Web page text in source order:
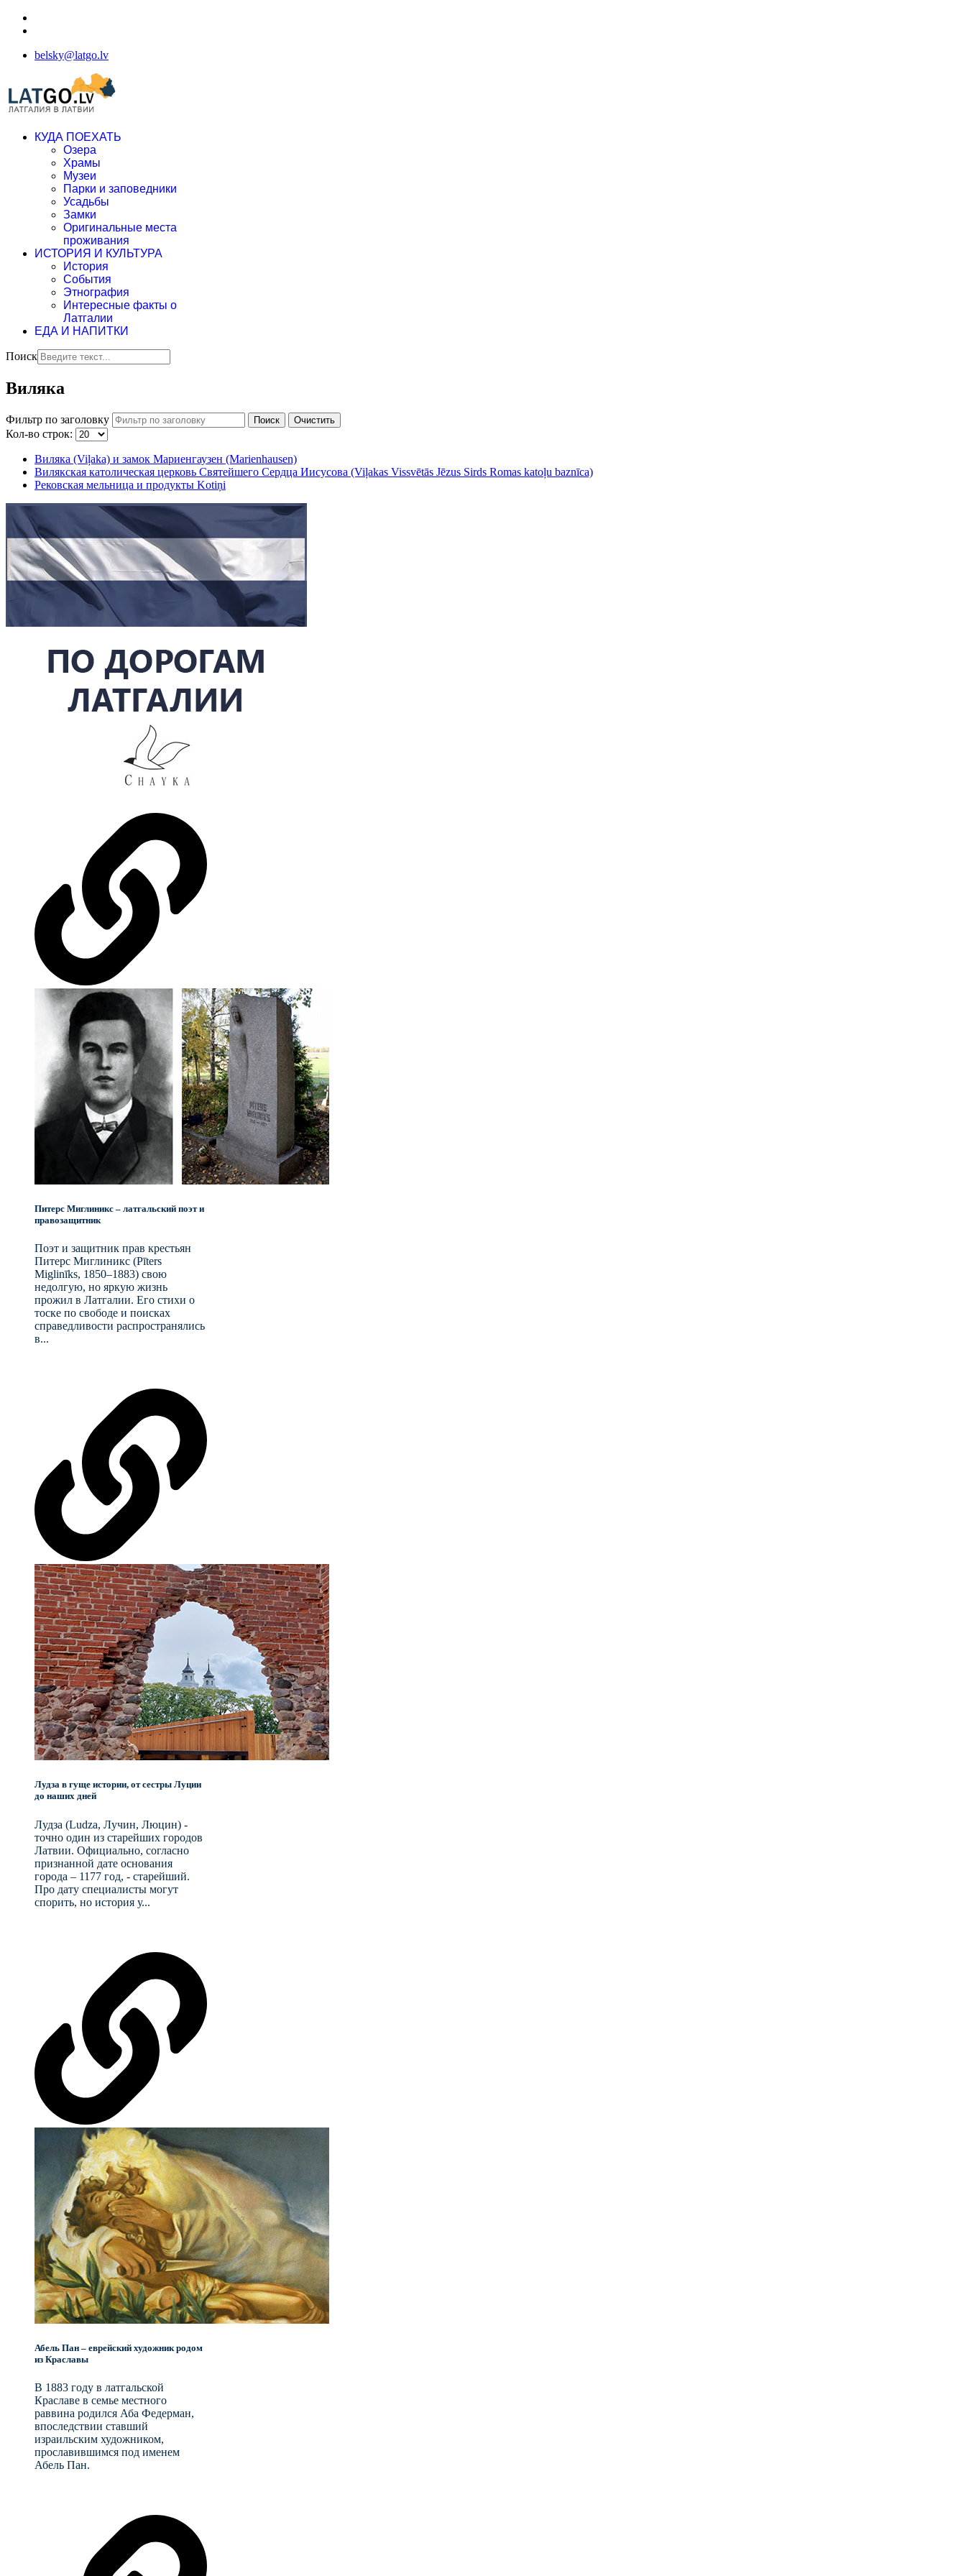
belsky@latgo.lv
КУДА ПОЕХАТЬ
Озера
Храмы
Музеи
Парки и заповедники
Усадьбы
Замки
Оригинальные места
проживания
ИСТОРИЯ И КУЛЬТУРА
История
События
Этнография
Интересные факты о
Латгалии
ЕДА И НАПИТКИ
Поиск
Виляка
Фильтр по заголовку Поиск Очистить
Кол-во строк:
Виляка (Viļaka) и замок Мариенгаузен (Marienhausen)
Вилякская католическая церковь Святейшего Сердца Иисусова (Viļakas Vissvētās Jēzus Sirds Romas katoļu baznīca)
Рековская мельница и продукты Kotiņi
Питерс Миглиникс – латгальский поэт и
правозащитник
Поэт и защитник прав крестьян
Питерс Миглиникс (Pīters
Miglinīks, 1850–1883) свою
недолгую, но яркую жизнь
прожил в Латгалии. Его стихи о
тоске по свободе и поисках
справедливости распространялись
в...
Лудза в гуще истории, от сестры Луции
до наших дней
Лудза (Ludza, Лучин, Люцин) -
точно один из старейших городов
Латвии. Официально, согласно
признанной дате основания
города – 1177 год, - старейший.
Про дату специалисты могут
спорить, но история у...
Абель Пан – еврейский художник родом
из Краславы
В 1883 году в латгальской
Краславе в семье местного
раввина родился Аба Федерман,
впоследствии ставший
израильским художником,
прославившимся под именем
Абель Пан.